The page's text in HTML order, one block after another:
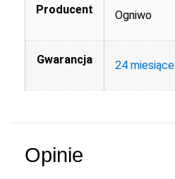
Producent Ogniwo
Gwarancja 24 miesiące
Opinie